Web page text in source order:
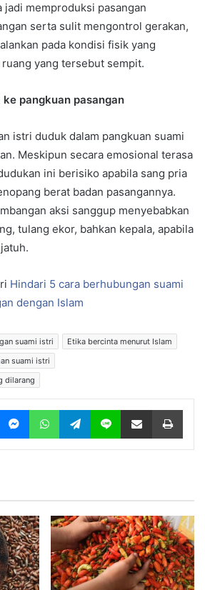
jadi memproduksi pasangan
serta sulit mengontrol gerakan,
pada kondisi fisik yang
yang tersebut sempit.
ke pangkuan pasangan
istri duduk dalam pangkuan suami
Meskipun secara emosional terasa
ini berisiko apabila sang pria
berat badan pasangannya.
aksi sanggup menyebabkan
tulang ekor, bahkan kepala, apabila
Hindari 5 cara berhubungan suami
dengan Islam
suami istri
Etika bercinta menurut Islam
suami istri
dilarang
Messenger WhatsApp Telegram Line Share via Email